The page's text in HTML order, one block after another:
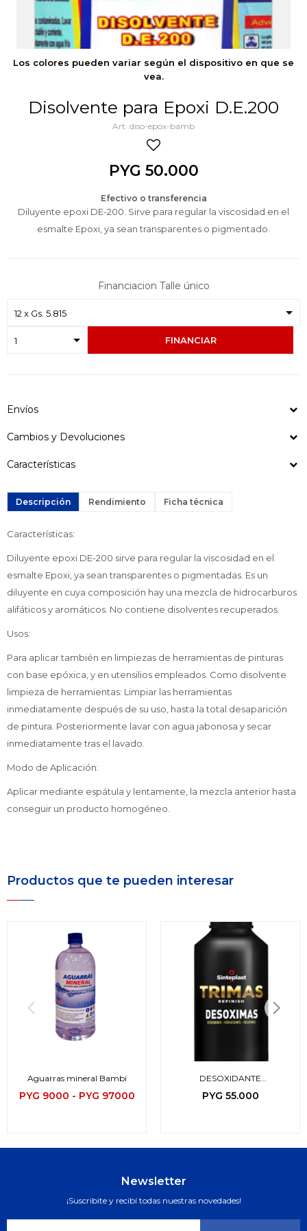
Los colores pueden variar según el dispositivo en que se
vea.
Disolvente para Epoxi D.E.200
diso-epox-bamb
PYG 50.000
Efectivo o transferencia
Diluyente epoxi DE-200. Sirve para regular la viscosidad en el
esmalte Epoxi, ya sean transparentes o pigmentado.
Financiacion Talle único
FINANCIAR
Envíos
Cambios y Devoluciones
Características
Descripción
Características:
Diluyente epoxi DE-200 sirve para regular la viscosidad en el
esmalte Epoxi, ya sean transparentes o pigmentadas. Es un
diluyente en cuya composición hay una mezcla de hidrocarburos
alifáticos y aromáticos. No contiene disolventes recuperados.
Usos:
Para aplicar también en limpiezas de herramientas de pinturas
con base epóxica, y en utensilios empleados. Como disolvente
limpieza de herramientas: Limpiar las herramientas
inmediatamente después de su uso, hasta la total desaparición
de pintura. Posteriormente lavar con agua jabonosa y secar
inmediatamente tras el lavado.
Modo de Aplicación:
Aplicar mediante espátula y lentamente, la mezcla anterior hasta
conseguir un producto homogéneo.
Rendimiento Ficha técnica
Productos que te pueden interesar
Aguarras mineral Bambi
PYG 9000 - PYG 97000
DESOXIDANTE
FOSFATIZANTE TRIMAS
PYG 55.000
Newsletter
¡Suscribite y recibí todas nuestras novedades!